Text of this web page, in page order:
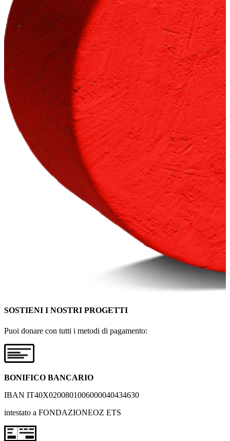
SOSTIENI I NOSTRI PROGETTI
Puoi donare con tutti i metodi di pagamento:
BONIFICO BANCARIO
IBAN IT40X0200801006000040434630
intestato a FONDAZIONEOZ ETS